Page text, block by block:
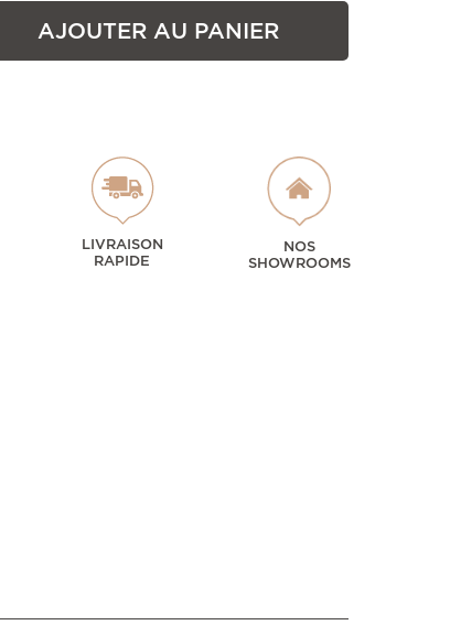
AJOUTER AU PANIER
LIVRAISON
RAPIDE
NOS
SHOWROOMS